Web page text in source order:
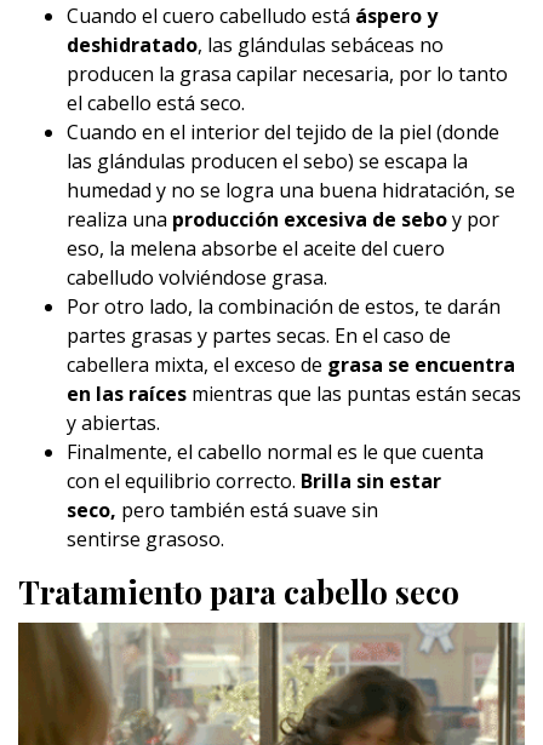
Cuando el cuero cabelludo está áspero y
deshidratado, las glándulas sebáceas no
producen la grasa capilar necesaria, por lo tanto
el cabello está seco.
Cuando en el interior del tejido de la piel (donde
las glándulas producen el sebo) se escapa la
humedad y no se logra una buena hidratación, se
realiza una producción excesiva de seboy por
eso, la melena absorbe el aceite del cuero
cabelludo volviéndose grasa.
Por otro lado, la combinación de estos, te darán
partes grasas y partes secas. En el caso de
cabellera mixta, el exceso de grasa se encuentra
en las raíces mientras que las puntas están secas
y abiertas.
Finalmente, el cabello normal es le que cuenta
con el equilibrio correcto. Brilla sin estar
seco, pero también está suave sin
sentirse grasoso.
Tratamiento para cabello seco